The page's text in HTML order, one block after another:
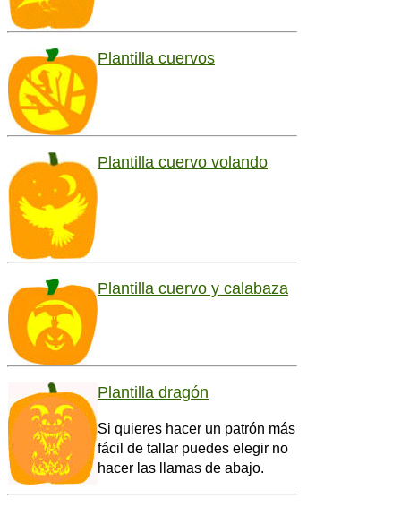
Plantilla cuervos
Plantilla cuervo volando
Plantilla cuervo y calabaza
Plantilla dragón
Si quieres hacer un patrón más
fácil de tallar puedes elegir no
hacer las llamas de abajo.